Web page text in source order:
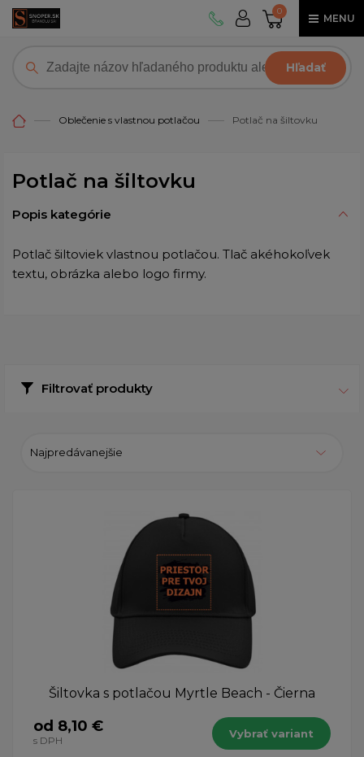
0
MENU
Hľadať
Oblečenie s vlastnou potlačou Potlač na šiltovku
Potlač na šiltovku
Popis kategórie
Potlač šiltoviek vlastnou potlačou. Tlač akéhokoľvek
textu, obrázka alebo logo firmy.
Filtrovať produkty
Najpredávanejšie
Šiltovka s potlačou Myrtle Beach - Čierna
od 8,10 €
s DPH
Vybrať variant